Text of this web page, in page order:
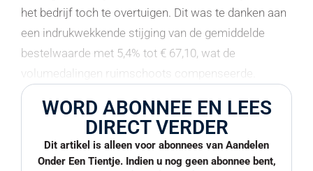
het bedrijf toch te overtuigen. Dit was te danken aan
een indrukwekkende stijging van de gemiddelde
bestelwaarde met 5,4% tot € 67,10, wat de
volumedalingen ruimschoots compenseerde.
WORD ABONNEE EN LEES
DIRECT VERDER
Dit artikel is alleen voor abonnees van Aandelen
Onder Een Tientje. Indien u nog geen abonnee bent,